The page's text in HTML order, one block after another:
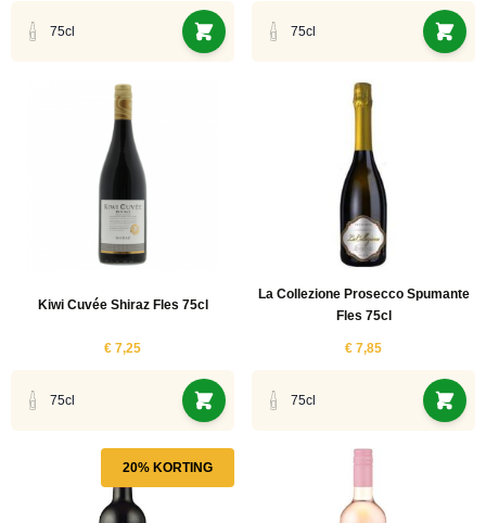
75cl 75cl
Kiwi Cuvée Shiraz Fles 75cl
€ 7,25
75cl
La Collezione Prosecco Spumante
Fles 75cl
€ 7,85
75cl
20% KORTING